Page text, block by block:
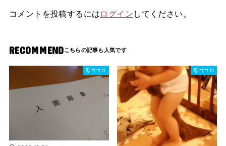
コメントを投稿するには ログイン してください。
RECOMMEND
母ゴコロ 母ゴコロ